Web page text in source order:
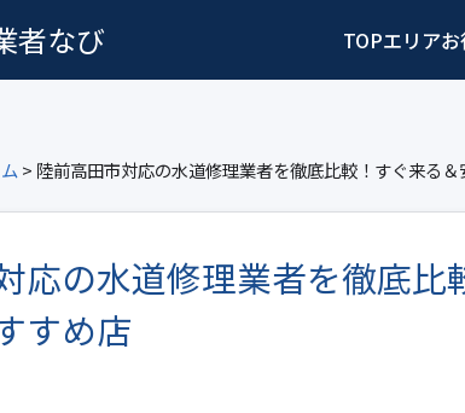
者なび TOPエリアお
> 陸前高田市対応の水道修理業者を徹底比較！すぐ来る
応の水道修理業者を徹底比
すめ店